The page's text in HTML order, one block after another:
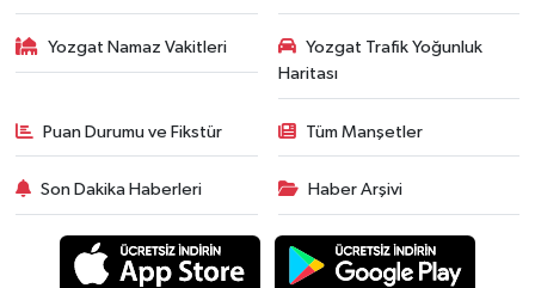
Yozgat Namaz Vakitleri
Yozgat Trafik Yoğunluk
Haritası
Puan Durumu ve Fikstür Tüm Manşetler
Son Dakika Haberleri Haber Arşivi